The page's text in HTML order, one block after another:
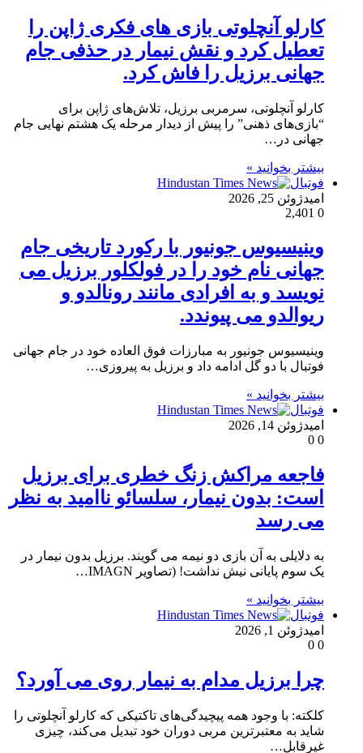
کارلو آنچلوتی بازی های فکری ژاپن را
تعطیل کرد و نقش نیمار در حذفی جام
جهانی برزیل را فاش کرد.
کارلو آنچلوتی، سرمربی برزیل، تلاش‌های ژاپن برای
“بازی‌های ذهنی” را پیش از دیدار مرحله یک هشتم نهایی جام
جهانی در…
بیشتر بخوانید »
فوتبال
امیدژوئن 25, 2026
0
وینیسیوس جونیور با رکورد تاریخی جام
جهانی نام خود را در فولکلور برزیل می
نویسد و به افرادی مانند رونالدو و
ریوالدو می پیوندد.
وینیسیوس جونیور به مبارزات فوق العاده خود در جام جهانی
فوتبال با دو گل ادامه داد و برزیل به پیروزی…
بیشتر بخوانید »
فوتبال
امیدژوئن 14, 2026
0
فاجعه مراکش زنگ خطری برای برزیل
است: بدون نیمار، سلسائو ناامید به نظر
می رسد
به دلایلی به آن بازی دو نیمه می گویند. برزیل بدون نیمار در
یک سوم پایانی نیش نداشت! (تصاویر IMAGN…
بیشتر بخوانید »
فوتبال
امیدژوئن 1, 2026
0
چرا برزیل مدام به نیمار روی می آورد؟
کلکته: با وجود همه پیچیدگی‌های تاکتیکی که کارلو آنچلوتی را
شاید به معتبرترین مربی دوران خود تبدیل می‌کند، چیزی
غیرقابل…